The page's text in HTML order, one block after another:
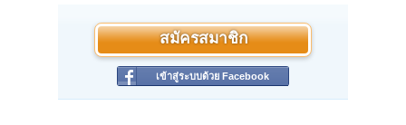
สมัครสมาชิก
เข้าสู่ระบบด้วย Facebook